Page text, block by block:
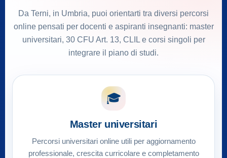
Da Terni, in Umbria, puoi orientarti tra diversi percorsi
online pensati per docenti e aspiranti insegnanti: master
universitari, 30 CFU Art. 13, CLIL e corsi singoli per
integrare il piano di studi.
🎓
Master universitari
Percorsi universitari online utili per aggiornamento
professionale, crescita curricolare e completamento